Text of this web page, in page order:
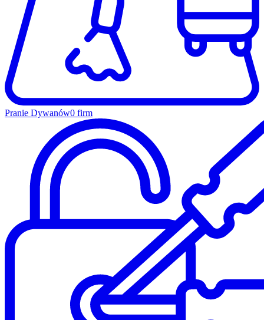
Pranie Dywanów0 firm